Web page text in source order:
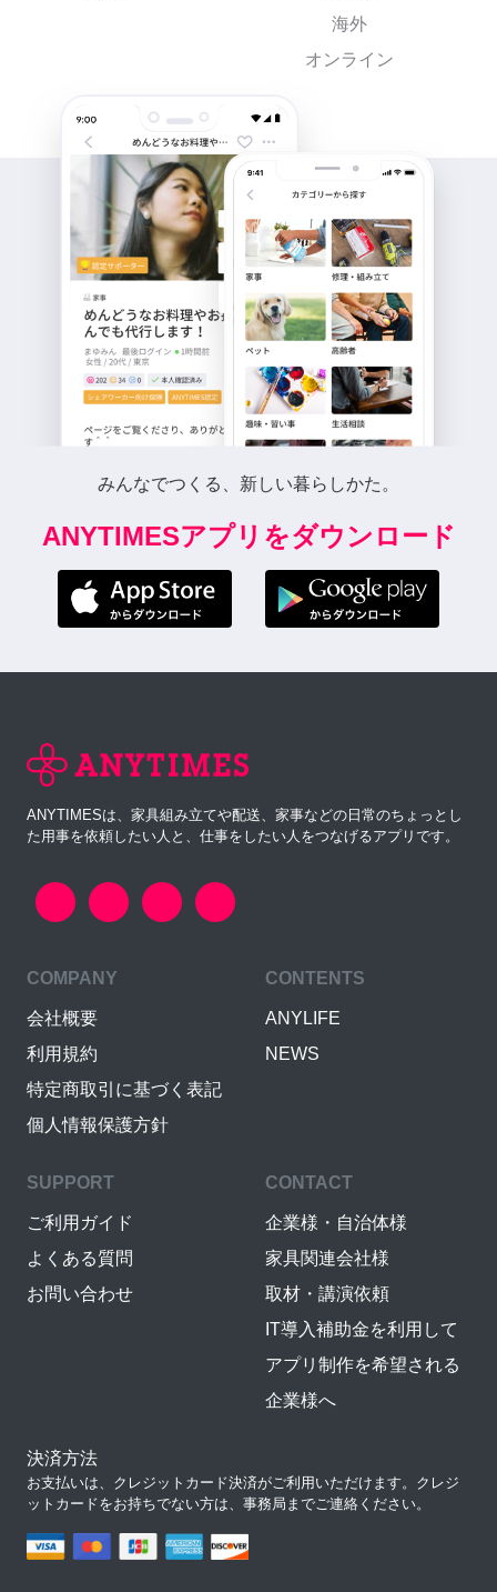
海外
オンライン
みんなでつくる、新しい暮らしかた。
ANYTIMESアプリをダウンロード
ANYTIMESは、家具組み立てや配送、家事などの日常のちょっとし
た用事を依頼したい人と、仕事をしたい人をつなげるアプリです。
COMPANY
会社概要
利用規約
特定商取引に基づく表記
個人情報保護方針
CONTENTS
ANYLIFE
NEWS
SUPPORT
ご利用ガイド
よくある質問
お問い合わせ
CONTACT
企業様・自治体様
家具関連会社様
取材・講演依頼
IT導入補助金を利用して
アプリ制作を希望される
企業様へ
決済方法
お支払いは、クレジットカード決済がご利用いただけます。クレジ
ットカードをお持ちでない方は、事務局までご連絡ください。